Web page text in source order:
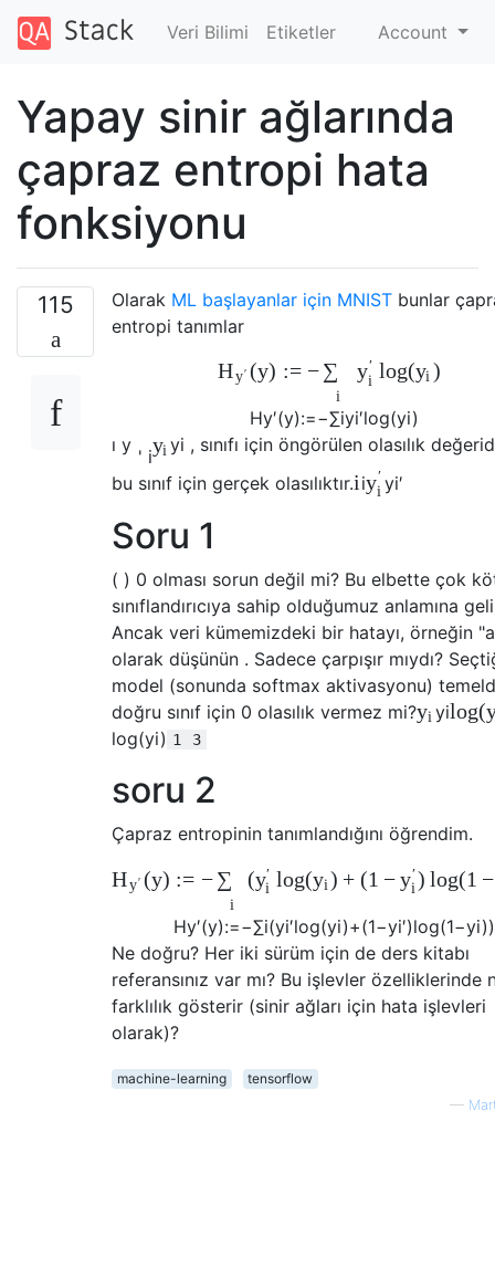
Veri Bilimi Etiketler Account
Yapay sinir ağlarında
çapraz entropi hata
fonksiyonu
115 Olarak ML başlayanlar için MNIST bunlar
entropi tanımlar
Hy′ (y) := −∑
i
y′
i log(yi )
Hy′(y):=−∑iyi′log(yi)
ı y
' iyi yi , sınıfı için öngörülen olasılık
bu sınıf için gerçek olasılıktır.i iy′
i yi′
Soru 1
( ) 0 olması sorun değil mi? Bu elbette çok
sınıflandırıcıya sahip olduğumuz anlamına
Ancak veri kümemizdeki bir hatayı, örneğin
olarak düşünün . Sadece çarpışır mıydı?
model (sonunda softmax aktivasyonu)
doğru sınıf için 0 olasılık vermez mi?yi yilog(
log(yi) 1 3
soru 2
Çapraz entropinin tanımlandığını öğrendim.
Hy′ (y) := − ∑
i
(y′
i log(yi) + (1 − y′
i) log(1 −
Hy′(y):=−∑i(yi′log(yi)+(1−yi′)log(1−yi))
Ne doğru? Her iki sürüm için de ders kitabı
referansınız var mı? Bu işlevler özelliklerinde
farklılık gösterir (sinir ağları için hata işlevleri
olarak)?
machine-learning
tensorflow
—